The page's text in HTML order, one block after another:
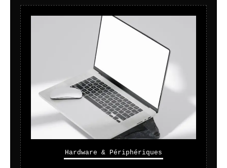
Hardware & Périphériques